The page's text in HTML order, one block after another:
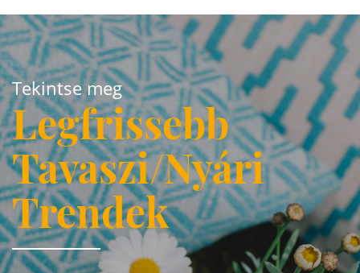
Tekintse meg
Legfrissebb
Tavaszi/Nyári
Trendek